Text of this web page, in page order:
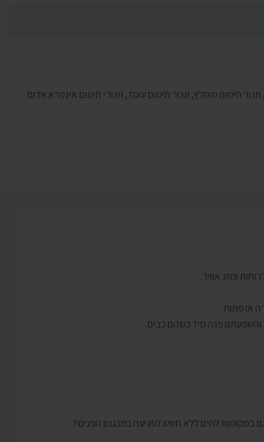
, תנור חימום מומלץ, תנור חימום עומד, תנורי חימום אינפרא אדום
או פתוח.
והשפעתם פגה מיד כשהם כבים.